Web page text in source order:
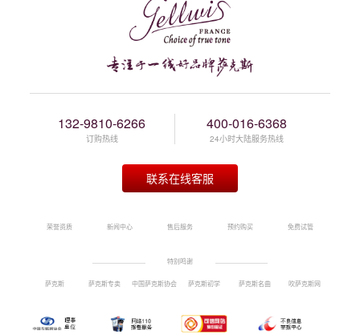
132-9810-6266
订购热线
400-016-6368
24小时大陆服务热线
联系在线客服
荣誉资质 新闻中心 售后服务 预约购买 免费试管
特别鸣谢
萨克斯 萨克斯专卖 中国萨克斯协会 萨克斯初学 萨克斯名曲 吹萨克斯网